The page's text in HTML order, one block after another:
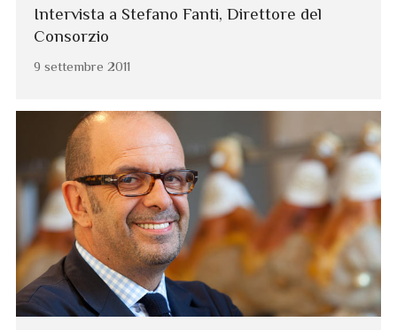
Intervista a Stefano Fanti, Direttore del
Consorzio
9 settembre 2011